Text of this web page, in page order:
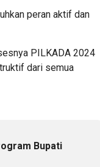
peran aktif dan
PILKADA 2024
dari semua
Bupati